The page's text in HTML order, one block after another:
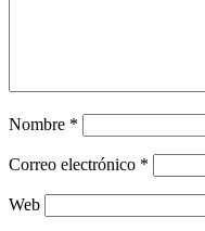
Nombre *
Correo electrónico *
Web